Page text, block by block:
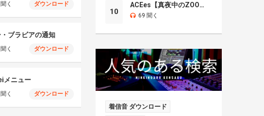
く ダウンロード
・ブラビアの通知
く ダウンロード
メニュー
く ダウンロード
10
ACEes【真夜中のZOO】
69 聞く
着信音 ダウンロード